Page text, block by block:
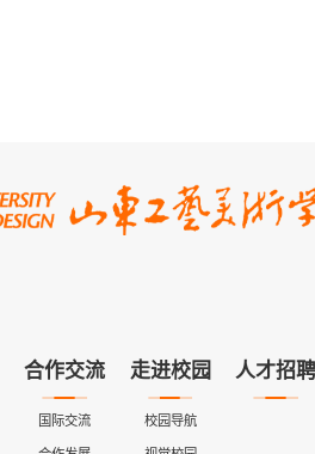
合作交流
国际交流
走进校园
校园导航
人才招聘